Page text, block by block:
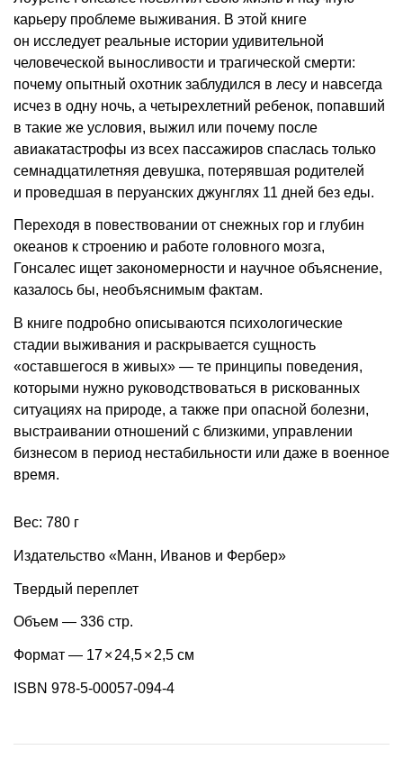
карьеру проблеме выживания. В этой книге
он исследует реальные истории удивительной
человеческой выносливости и трагической смерти:
почему опытный охотник заблудился в лесу и навсегда
исчез в одну ночь, а четырехлетний ребенок, попавший
в такие же условия, выжил или почему после
авиакатастрофы из всех пассажиров спаслась только
семнадцатилетняя девушка, потерявшая родителей
и проведшая в перуанских джунглях 11 дней без еды.
Переходя в повествовании от снежных гор и глубин
океанов к строению и работе головного мозга,
Гонсалес ищет закономерности и научное объяснение,
казалось бы, необъяснимым фактам.
В книге подробно описываются психологические
стадии выживания и раскрывается сущность
«оставшегося в живых» — те принципы поведения,
которыми нужно руководствоваться в рискованных
ситуациях на природе, а также при опасной болезни,
выстраивании отношений с близкими, управлении
бизнесом в период нестабильности или даже в военное
время.
Вес: 780 г
Издательство «Манн, Иванов и Фербер»
Твердый переплет
Объем — 336 стр.
Формат — 17× 24,5× 2,5 см
ISBN 978-5-00057-094-4